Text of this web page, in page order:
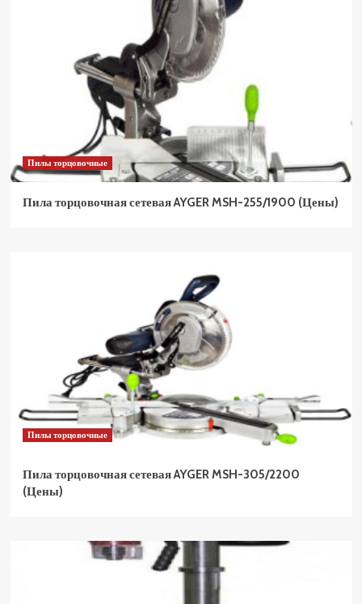
Пилы торцовочные
Пила торцовочная сетевая AYGER MSH-255/1900 (Цены)
Пилы торцовочные
Пила торцовочная сетевая AYGER MSH-305/2200
(Цены)